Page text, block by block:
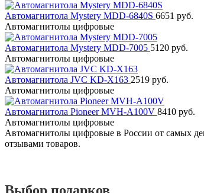
Автомагнитола Mystery MDD-6840S 6651 руб.
Автомагнитолы цифровые
Автомагнитола Mystery MDD-7005 5120 руб.
Автомагнитолы цифровые
Автомагнитола JVC KD-X163 2519 руб.
Автомагнитолы цифровые
Автомагнитола Pioneer MVH-A100V 8410 руб.
Автомагнитолы цифровые
Автомагнитолы цифровые в России от самых
отзывами товаров.